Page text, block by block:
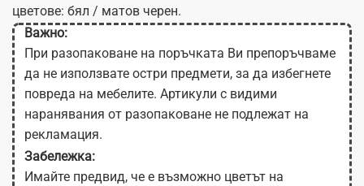
цветове: бял / матов черен.
Важно:
При разопаковане на поръчката Ви препоръчваме
да не използвате остри предмети, за да избегнете
повреда на мебелите. Артикули с видими
наранявания от разопаковане не подлежат на
рекламация.
Забележка:
Имайте предвид, че е възможно цветът на